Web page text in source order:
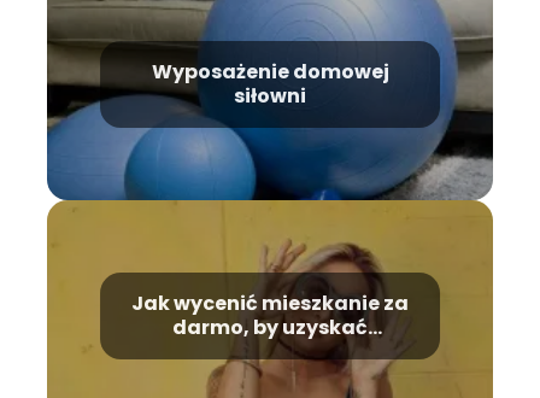
Wyposażenie domowej
siłowni
Jak wycenić mieszkanie za
darmo, by uzyskać
wiarygodną cenę?